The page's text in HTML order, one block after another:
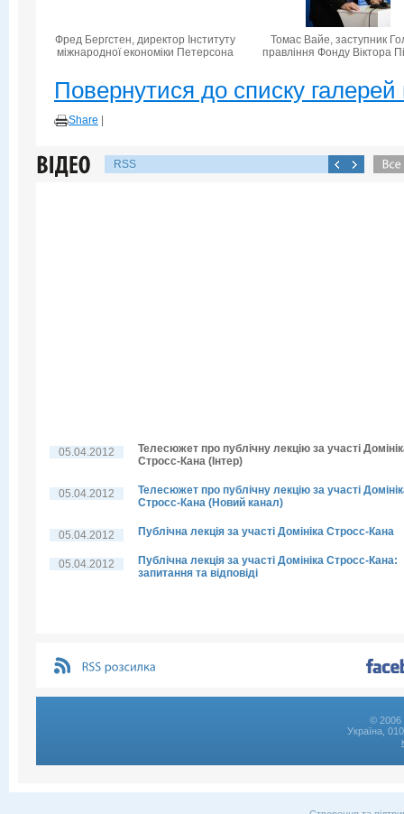
Фред Бергстен, директор Інституту
міжнародної економіки Петерсона
Томас Вайе, заступник
правління Фонду Віктора
Повернутися до списку галерей
Share
RSS
05.04.2012
Телесюжет про публічну лекцію за участі
Стросс-Кана (Інтер)
05.04.2012
Телесюжет про публічну лекцію за участі
Стросс-Кана (Новий канал)
05.04.2012 Публічна лекція за участі Домініка Стросс-Кана
05.04.2012
Публічна лекція за участі Домініка Стросс-Кана:
запитання та відповіді
© 2006
Україна,